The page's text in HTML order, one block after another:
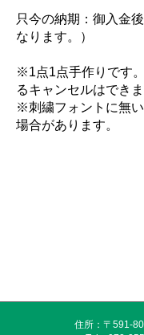
只今の納期：御入金
なります。）
※1点1点手作りです
るキャンセルはでき
※刺繍フォントに無
場合があります。
住所：〒591-